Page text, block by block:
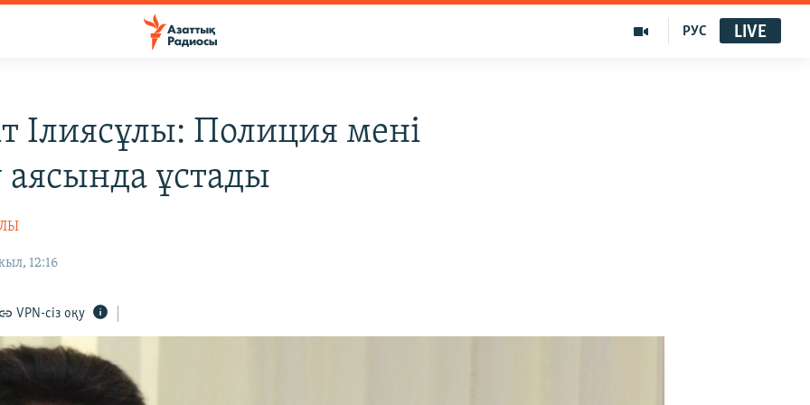
РУС LIVE
Ілиясұлы: Полиция мені
аясында ұстады
12:16
VPN-сіз оқу